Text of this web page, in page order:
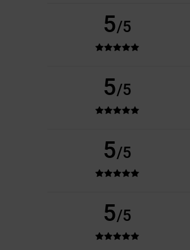
5/5
5/5
5/5
5/5